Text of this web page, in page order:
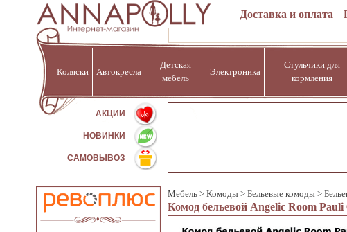
Доставка и оплата
Коляски Автокресла
Детская
мебель
Электроника
Стульчики для
кормления
АКЦИИ %
НОВИНКИ
САМОВЫВОЗ
Мебель > Комоды > Бельевые комоды >
Комод бельевой Angelic Room